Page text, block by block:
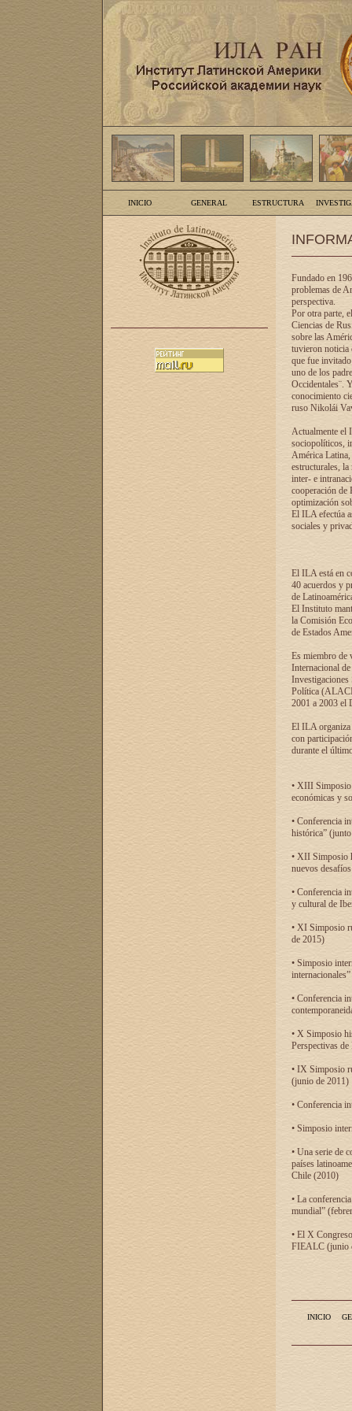
INICIO GENERAL ESTRUCTURA
Fundado en
problemas de
perspectiva.
Por otra parte,
Ciencias de
sobre las
tuvieron noticia
que fue
uno de los
Occidentales¨.
conocimiento
ruso Nikolái
Actualmente el
sociopolíticos,
América Latina,
estructurales,
inter- e
cooperación de
optimización
El ILA efectúa
sociales y
El ILA está en
40 acuerdos y
de
El Instituto
la Comisión
de Estados
Es miembro de
Internacional
Investigaciones
Política
2001 a 2003 el
El ILA organiza
con
durante el
• XIII Simposio
económicas y
• Conferencia
histórica”
• XII Simposio
nuevos
• Conferencia
y cultural de
• XI Simposio
de 2015)
• Simposio
• Conferencia
• X Simposio
Perspectivas
• IX Simposio
(junio de 2011)
• Conferencia
• Simposio
• Una serie de
países
Chile (2010)
• La
mundial”
• El X
FIEALC (junio
INICIO